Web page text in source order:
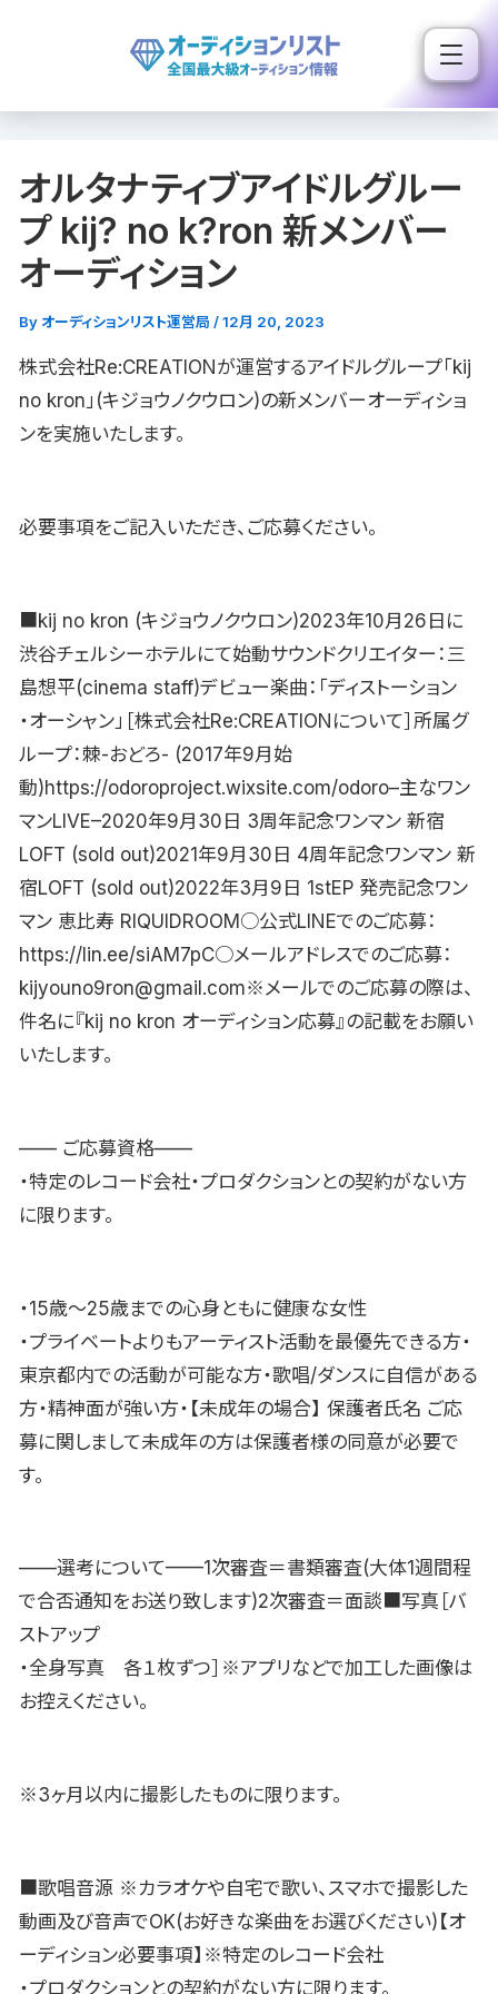
ス
オルタナティブアイドルグルー
プ kij? no k?ron 新メンバー
オーディション
By オーディションリスト運営局 /12月 20, 2023
株式会社Re:CREATIONが運営するアイドルグループ「kij
no kron」(キジョウノクウロン)の新メンバーオーディショ
ンを実施いたします。
必要事項をご記入いただき、ご応募ください。
■kij no kron (キジョウノクウロン)2023年10月26日に
渋谷チェルシーホテルにて始動サウンドクリエイター：三
島想平(cinema staff)デビュー楽曲：「ディストーション
・オーシャン」［株式会社Re:CREATIONについて］所属グ
ループ：棘-おどろ- (2017年9月始
動)https://odoroproject.wixsite.com/odoro–主なワン
マンLIVE–2020年9月30日 3周年記念ワンマン 新宿
LOFT (sold out)2021年9月30日 4周年記念ワンマン 新
宿LOFT (sold out)2022年3月9日 1stEP 発売記念ワン
マン 恵比寿 RIQUIDROOM○公式LINEでのご応募：
https://lin.ee/siAM7pC○メールアドレスでのご応募：
kijyouno9ron@gmail.com※メールでのご応募の際は、
件名に『kij no kron オーディション応募』の記載をお願い
いたします。
—— ご応募資格——
・特定のレコード会社・プロダクションとの契約がない方
に限ります。
・15歳〜25歳までの心身ともに健康な女性
・プライベートよりもアーティスト活動を最優先できる方・
東京都内での活動が可能な方・歌唱/ダンスに自信がある
方・精神面が強い方・【未成年の場合】 保護者氏名 ご応
募に関しまして未成年の方は保護者様の同意が必要で
す。
——選考について——1次審査＝書類審査(大体1週間程
で合否通知をお送り致します)2次審査＝面談■写真［バ
ストアップ
・全身写真 各１枚ずつ］※アプリなどで加工した画像は
お控えください。
※3ヶ月以内に撮影したものに限ります。
■歌唱音源 ※カラオケや自宅で歌い、スマホで撮影した
動画及び音声でOK(お好きな楽曲をお選びください)【オ
ーディション必要事項】※特定のレコード会社
・プロダクションとの契約がない方に限ります。